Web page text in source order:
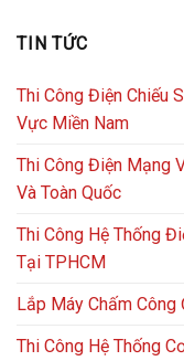
TIN TỨC
Thi Công Điện Chiếu
Vực Miền Nam
Thi Công Điện Mạng
Và Toàn Quốc
Thi Công Hệ Thống
Tại TPHCM
Lắp Máy Chấm Công
Thi Công Hệ Thống